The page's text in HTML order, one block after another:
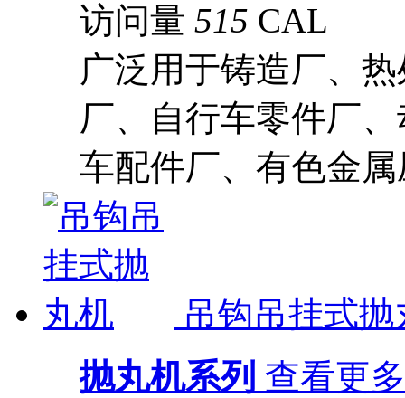
访问量 515 CAL
广泛用于铸造厂、
厂、自行车零件厂
车配件厂、有色金
吊钩吊挂式抛
抛丸机系列 查看更多